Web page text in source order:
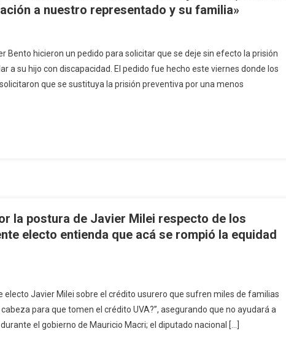
a nuestro representado y su familia»
Bento hicieron un pedido para solicitar que se deje sin efecto la prisión
a su hijo con discapacidad. El pedido fue hecho este viernes donde los
que se sustituya la prisión preventiva por una menos
la postura de Javier Milei respecto de los
electo entienda que acá se rompió la equidad
electo Javier Milei sobre el crédito usurero que sufren miles de familias
para que tomen el crédito UVA?”, asegurando que no ayudará a
el gobierno de Mauricio Macri; el diputado nacional […]